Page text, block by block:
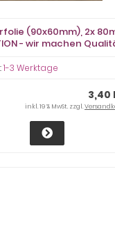
(90x60mm), 2x
- wir machen
1-3 Werktage
3,40
inkl. 19 % MwSt. zzgl.